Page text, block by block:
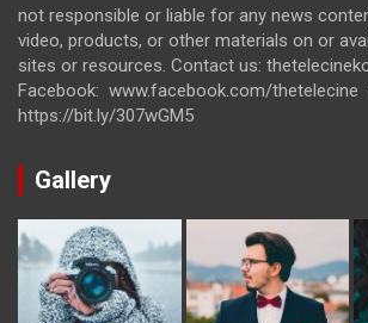
not responsible or liable for any news
video, products, or other materials on or
sites or resources. Contact us:
Facebook: www.facebook.com/thetelecine
https://bit.ly/307wGM5
Gallery